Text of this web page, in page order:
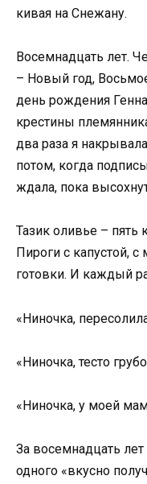
кивая на Снежану.
Восемнадцать лет.
– Новый год,
день рождения
крестины
два раза я
потом, когда
ждала, пока
Тазик оливье – пять
Пироги с капустой,
готовки. И каждый
«Ниночка,
«Ниночка, тесто
«Ниночка, у моей
За восемнадцать
одного «вкусно